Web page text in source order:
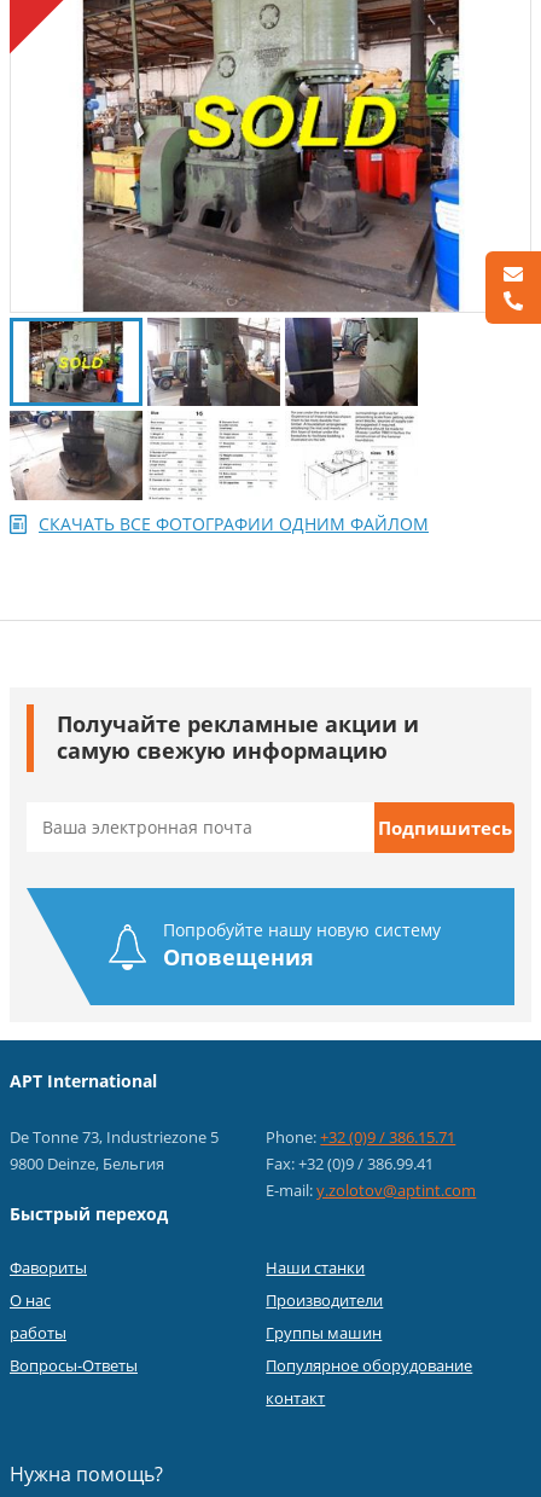
СКАЧАТЬ ВСЕ ФОТОГРАФИИ ОДНИМ ФАЙЛОМ
Получайте рекламные акции и
самую свежую информацию
Попробуйте нашу новую систему
Оповещения
APT International
De Tonne 73, Industriezone 5
9800 Deinze, Бельгия
Phone:+32 (0)9 / 386.15.71
Fax: +32 (0)9 / 386.99.41
E-mail:y.zolotov@aptint.com
Быстрый переход
Фавориты
О нас
работы
Вопросы-Ответы
Наши станки
Производители
Группы машин
Популярное оборудование
контакт
Нужна помощь?